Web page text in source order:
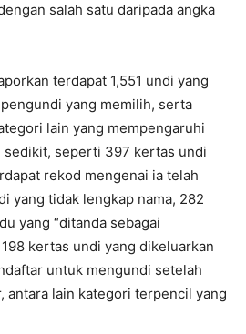
salah satu daripada angka
terdapat 1,551 undi yang
yang memilih, serta
lain yang mempengaruhi
sedikit, seperti 397 kertas undi
rekod mengenai ia telah
yang tidak lengkap nama, 282
yang “ditanda sebagai
kertas undi yang dikeluarkan
untuk mengundi setelah
antara lain kategori terpencil yang